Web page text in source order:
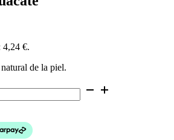
4,24 €.
de la piel.